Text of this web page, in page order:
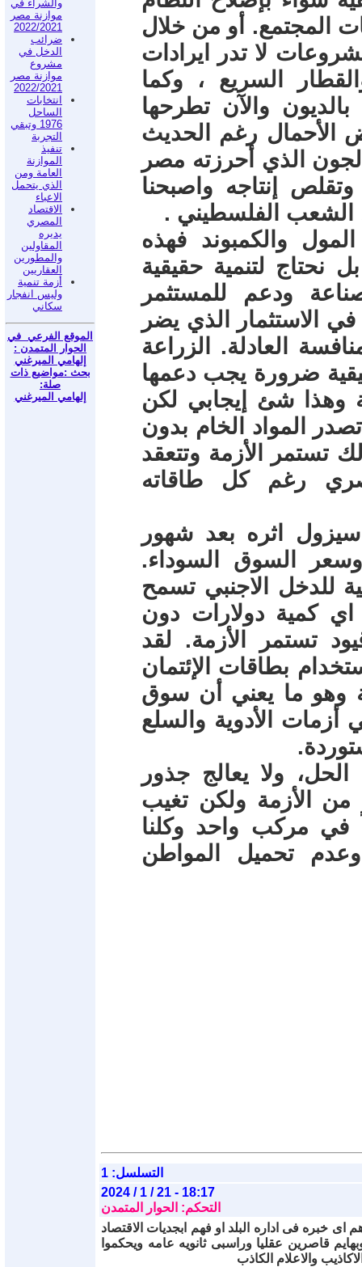
والشراء في
موازنة مصر
2022/2021
ضرائب
الدخل في
مشروع
موازنة مصر
2022/2021
انتخابات
الساحل
1976 وتبقي
التجربة
تنفيذ
الموازنة
العامة ومن
الذي يتحمل
الاعباء
الاقتصاد
المصري
يديره
المقاولين
والمطورين
العقاريين
أزمة تنمية
وليس انفجار
سكاني
الموقع الفرعي في
الحوار المتمدن :
إلهامي الميرغني
بحث :مواضيع ذات
صلة:
إلهامي الميرغني
المجتمع. أو من خلال
لا تدر ايرادات
السريع ، وكما
والآن تطرحها
الأحمال رغم الحديث
الذي أحرزته مصر
إنتاجه واصبحنا
الشعب الفلسطيني .
والكمبوند فهذه
نحتاج لتنمية حقيقية
ودعم للمستثمر
الاستثمار الذي يضر
العادلة. الزراعة
ضرورة يجب دعمها
وهذا شئ إيجابي لكن
المواد الخام بدون
تستمر الأزمة وتتعقد
رغم كل طاقاته
اثره بعد شهور
السوق السوداء.
للدخل الاجنبي تسمح
كمية دولارات دون
تستمر الأزمة. لقد
بطاقات الإئتمان
وهو ما يعني أن سوق
الأدوية والسلع
ولا يعالج جذور
من الأزمة ولكن تغيب
في مركب واحد وكلنا
تحميل المواطن
التسلسل: 1
2024 / 1 / 21 - 18:17
التحكم: الحوار المتمدن
خبره فى اداره البلد او فهم ابجديات الاقتصاد
قاصرين عقليا وراسبى ثانويه عامه ويحكموا
والاعلام الكاذب